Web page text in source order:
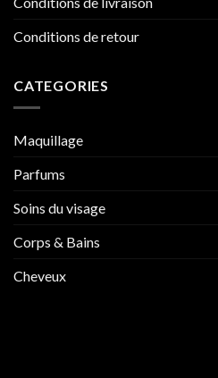
Conditions de retour
CATEGORIES
Maquillage
Parfums
Soins du visage
Corps & Bains
Cheveux